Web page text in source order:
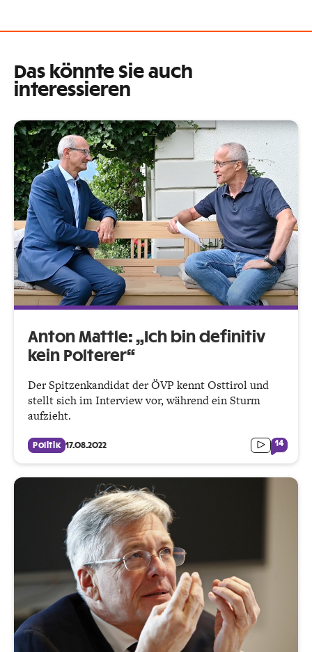
Das könnte Sie auch
interessieren
Anton Mattle: „Ich bin definitiv
kein Polterer“
Der Spitzenkandidat der ÖVP kennt Osttirol und
stellt sich im Interview vor, während ein Sturm
aufzieht.
Politik 17.08.2022 14